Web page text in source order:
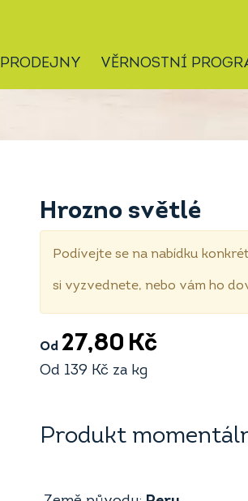
PRODEJNY VĚRNOSTNÍ
Hrozno světlé
Podívejte se na nabídku
si vyzvednete, nebo vám ho
Od 27,80 Kč
Od 139 Kč za kg
Produkt